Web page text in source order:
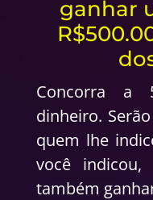
ganhar
Concorra a
dinheiro.
quem lhe
você
também